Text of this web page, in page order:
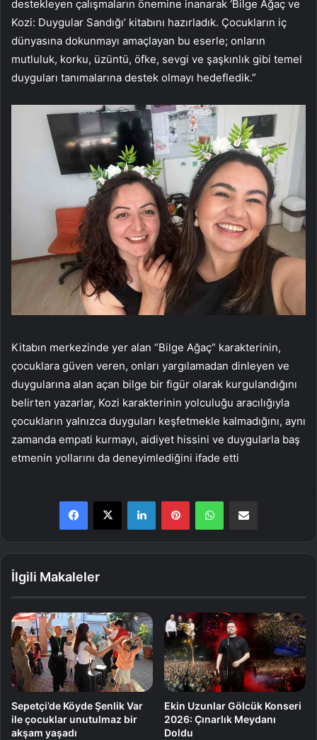
destekleyen çalışmaların önemine inanarak ‘Bilge Ağaç ve
Kozi: Duygular Sandığı’ kitabını hazırladık. Çocukların iç
dünyasına dokunmayı amaçlayan bu eserle; onların
mutluluk, korku, üzüntü, öfke, sevgi ve şaşkınlık gibi temel
duyguları tanımalarına destek olmayı hedefledik.”
Kitabın merkezinde yer alan “Bilge Ağaç” karakterinin,
çocuklara güven veren, onları yargılamadan dinleyen ve
duygularına alan açan bilge bir figür olarak kurgulandığını
belirten yazarlar, Kozi karakterinin yolculuğu aracılığıyla
çocukların yalnızca duyguları keşfetmekle kalmadığını, aynı
zamanda empati kurmayı, aidiyet hissini ve duygularla baş
etmenin yollarını da deneyimlediğini ifade etti
İlgili Makaleler
Sepetçi’de Köyde Şenlik Var
ile çocuklar unutulmaz bir
akşam yaşadı
Ekin Uzunlar Gölcük Konseri
2026: Çınarlık Meydanı
Doldu